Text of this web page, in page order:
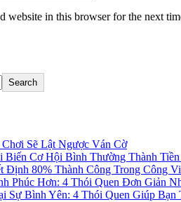
website in this browser for the next
Search
Sẽ Lật Ngược Ván Cờ
Cơ Hội Bình Thường Thành
Định 80% Thành Công Trong Công
Phúc Hơn: 4 Thói Quen Đơn Giản
Sự Bình Yên: 4 Thói Quen Giúp